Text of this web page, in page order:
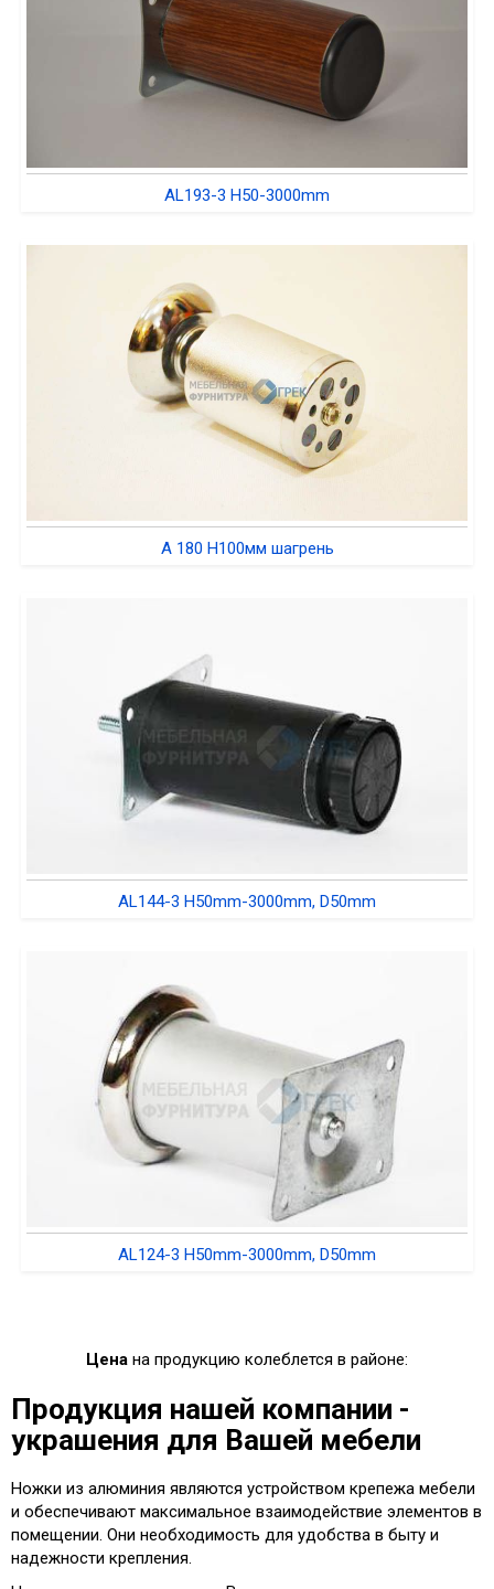
AL193-3 H50-3000mm
A 180 H100мм шагрень
AL144-3 H50mm-3000mm, D50mm
AL124-3 H50mm-3000mm, D50mm
Цена на продукцию колеблется в районе:
Продукция нашей компании -
украшения для Вашей мебели
Ножки из алюминия являются устройством крепежа мебели
и обеспечивают максимальное взаимодействие элементов в
помещении. Они необходимость для удобства в быту и
надежности крепления.